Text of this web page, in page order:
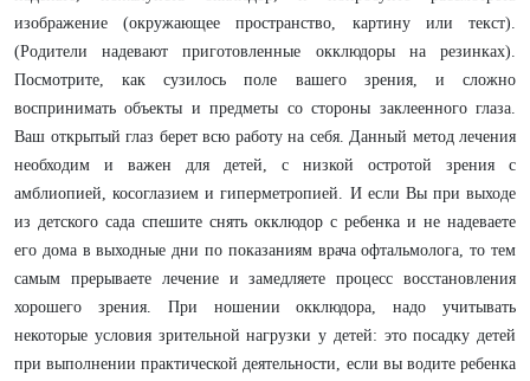
изображение (окружающее пространство, картину или текст).
(Родители надевают приготовленные окклюдоры на резинках).
Посмотрите, как сузилось поле вашего зрения, и сложно
воспринимать объекты и предметы со стороны заклеенного глаза.
Ваш открытый глаз берет всю работу на себя. Данный метод лечения
необходим и важен для детей, с низкой остротой зрения с
амблиопией, косоглазием и гиперметропией. И если Вы при выходе
из детского сада спешите снять окклюдор с ребенка и не надеваете
его дома в выходные дни по показаниям врача офтальмолога, то тем
самым прерываете лечение и замедляете процесс восстановления
хорошего зрения. При ношении окклюдора, надо учитывать
некоторые условия зрительной нагрузки у детей: это посадку детей
при выполнении практической деятельности, если вы водите ребенка